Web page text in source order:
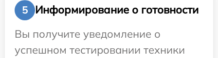
5
Информирование о готовности
Вы получите уведомление о
успешном тестировании техники